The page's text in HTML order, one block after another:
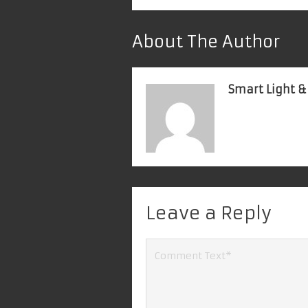
About The Author
Smart Light
Leave a Reply